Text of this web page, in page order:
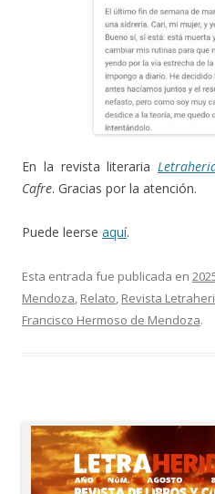
En la revista literaria
Cafre. Gracias por la atención.
Puede leerse aquí.
Esta entrada fue publicada en
Mendoza, Relato, Revista
Francisco Hermoso de Mendoza.